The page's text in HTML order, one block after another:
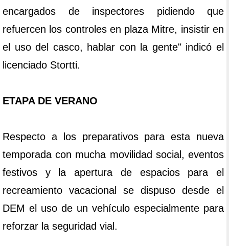
encargados de inspectores pidiendo que
refuercen los controles en plaza Mitre, insistir en
el uso del casco, hablar con la gente" indicó el
licenciado Stortti.
ETAPA DE VERANO
Respecto a los preparativos para esta nueva
temporada con mucha movilidad social, eventos
festivos y la apertura de espacios para el
recreamiento vacacional se dispuso desde el
DEM el uso de un vehículo especialmente para
reforzar la seguridad vial.